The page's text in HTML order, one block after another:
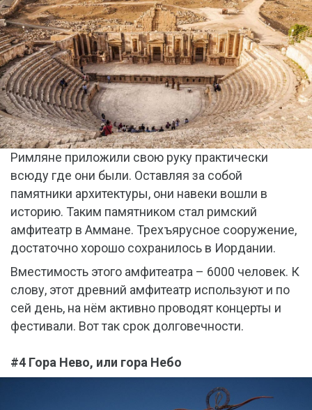
Римляне приложили свою руку практически
всюду где они были. Оставляя за собой
памятники архитектуры, они навеки вошли в
историю. Таким памятником стал римский
амфитеатр в Аммане. Трехъярусное сооружение,
достаточно хорошо сохранилось в Иордании.
Вместимость этого амфитеатра – 6000 человек. К
слову, этот древний амфитеатр используют и по
сей день, на нём активно проводят концерты и
фестивали. Вот так срок долговечности.
#4 Гора Нево, или гора Небо